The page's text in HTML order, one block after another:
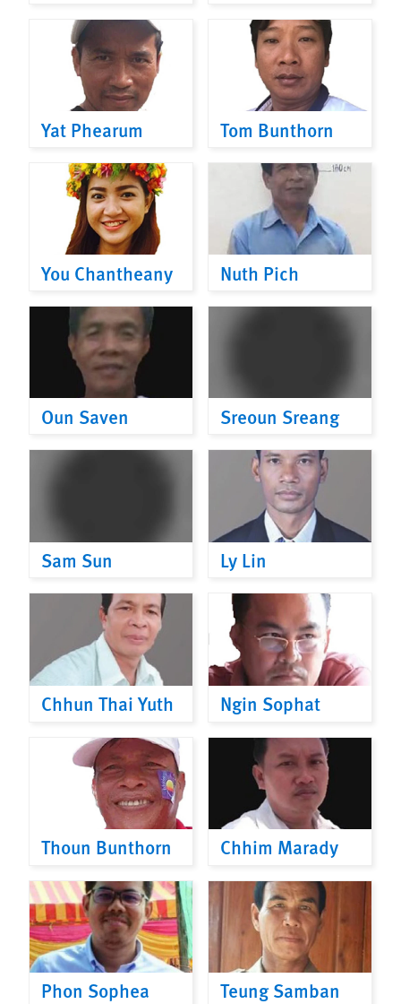
Yat Phearum Tom Bunthorn
You Chantheany Nuth Pich
Oun Saven Sreoun Sreang
Sam Sun Ly Lin
Chhun Thai Yuth Ngin Sophat
Thoun Bunthorn Chhim Marady
Phon Sophea Teung Samban